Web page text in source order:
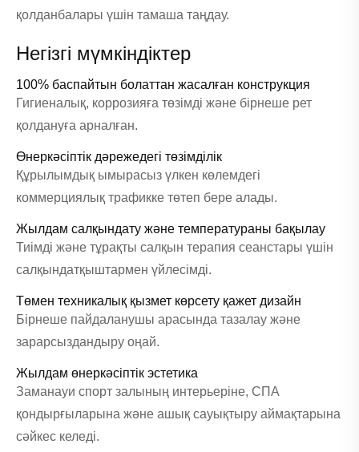
қолданбалары үшін тамаша таңдау.
Негізгі мүмкіндіктер
100% баспайтын болаттан жасалған конструкция
Гигиеналық, коррозияға төзімді және бірнеше рет
қолдануға арналған.
Өнеркәсіптік дәрежедегі төзімділік
Құрылымдық ымырасыз үлкен көлемдегі
коммерциялық трафикке төтеп бере алады.
Жылдам салқындату және температураны бақылау
Тиімді және тұрақты салқын терапия сеанстары үшін
салқындатқыштармен үйлесімді.
Төмен техникалық қызмет көрсету қажет дизайн
Бірнеше пайдаланушы арасында тазалау және
зарарсыздандыру оңай.
Жылдам өнеркәсіптік эстетика
Заманауи спорт залының интерьеріне, СПА
қондырғыларына және ашық сауықтыру аймақтарына
сәйкес келеді.